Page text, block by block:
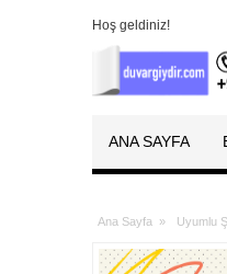
Hoş geldiniz!
ANA SAYFA
Ana Sayfa » Uyumlu